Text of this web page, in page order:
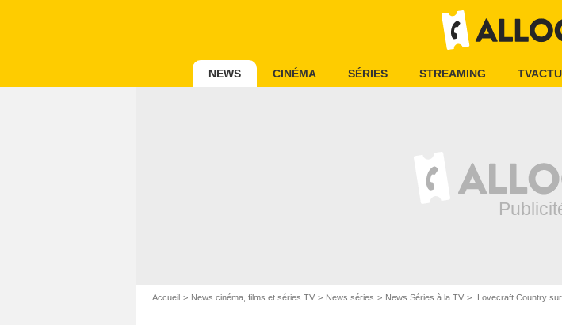
NEWS CINÉMA SÉRIES STREAMING TVACTU
Accueil News cinéma, films et séries TV News séries News Séries à la TV Lovecraft Country
HBO